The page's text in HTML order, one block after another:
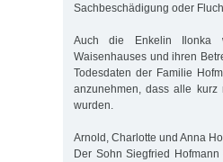
Sachbeschädigung oder
Auch die Enkelin Ilonka
Waisenhauses und ihren
Todesdaten der Familie
anzunehmen, dass alle kurz
wurden.
Arnold, Charlotte und Anna
Der Sohn Siegfried